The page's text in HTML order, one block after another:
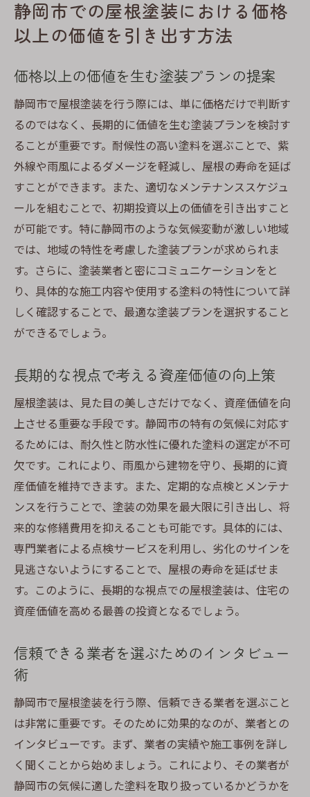
静岡市での屋根塗装における価格
以上の価値を引き出す方法
価格以上の価値を生む塗装プランの提案
静岡市で屋根塗装を行う際には、単に価格だけで判断す
るのではなく、長期的に価値を生む塗装プランを検討す
ることが重要です。耐候性の高い塗料を選ぶことで、紫
外線や雨風によるダメージを軽減し、屋根の寿命を延ば
すことができます。また、適切なメンテナンススケジュ
ールを組むことで、初期投資以上の価値を引き出すこと
が可能です。特に静岡市のような気候変動が激しい地域
では、地域の特性を考慮した塗装プランが求められま
す。さらに、塗装業者と密にコミュニケーションをと
り、具体的な施工内容や使用する塗料の特性について詳
しく確認することで、最適な塗装プランを選択すること
ができるでしょう。
長期的な視点で考える資産価値の向上策
屋根塗装は、見た目の美しさだけでなく、資産価値を向
上させる重要な手段です。静岡市の特有の気候に対応す
るためには、耐久性と防水性に優れた塗料の選定が不可
欠です。これにより、雨風から建物を守り、長期的に資
産価値を維持できます。また、定期的な点検とメンテナ
ンスを行うことで、塗装の効果を最大限に引き出し、将
来的な修繕費用を抑えることも可能です。具体的には、
専門業者による点検サービスを利用し、劣化のサインを
見逃さないようにすることで、屋根の寿命を延ばせま
す。このように、長期的な視点での屋根塗装は、住宅の
資産価値を高める最善の投資となるでしょう。
信頼できる業者を選ぶためのインタビュー
術
静岡市で屋根塗装を行う際、信頼できる業者を選ぶこと
は非常に重要です。そのために効果的なのが、業者との
インタビューです。まず、業者の実績や施工事例を詳し
く聞くことから始めましょう。これにより、その業者が
静岡市の気候に適した塗料を取り扱っているかどうかを